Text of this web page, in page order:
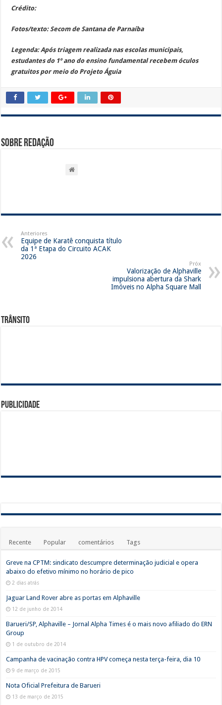
Crédito:
Fotos/texto: Secom de Santana de Parnaíba
Legenda:Após triagem realizada nas escolas municipais,
estudantes do 1º ano do ensino fundamental recebem óculos
gratuitos por meio do Projeto Águia
Sobre Redação
Anteriores
Equipe de Karatê conquista título
da 1ª Etapa do Circuito ACAK
2026
Próx
Valorização de Alphaville
impulsiona abertura da Shark
Imóveis no Alpha Square Mall
Trânsito
Publicidade
Recente Popular comentários Tags
Greve na CPTM: sindicato descumpre determinação judicial e opera
abaixo do efetivo mínimo no horário de pico
2 dias atrás
Jaguar Land Rover abre as portas em Alphaville
12 de junho de 2014
Barueri/SP, Alphaville – Jornal Alpha Times é o mais novo afiliado do ERN
Group
1 de outubro de 2014
Campanha de vacinação contra HPV começa nesta terça-feira, dia 10
9 de março de 2015
Nota Oficial Prefeitura de Barueri
13 de março de 2015